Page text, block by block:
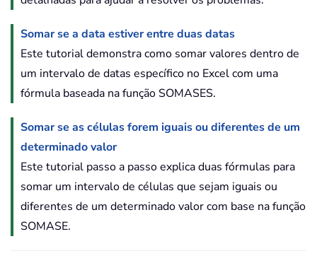
Somar se a data estiver entre duas datas
Este tutorial demonstra como somar valores dentro de
um intervalo de datas específico no Excel com uma
fórmula baseada na função SOMASES.
Somar se as células forem iguais ou diferentes de um
determinado valor
Este tutorial passo a passo explica duas fórmulas para
somar um intervalo de células que sejam iguais ou
diferentes de um determinado valor com base na função
SOMASE.